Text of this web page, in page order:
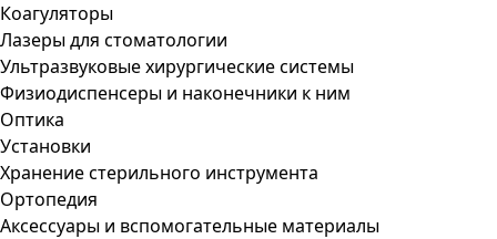
Коагуляторы
Лазеры для стоматологии
Ультразвуковые хирургические системы
Физиодиспенсеры и наконечники к ним
Оптика
Установки
Хранение стерильного инструмента
Ортопедия
Аксессуары и вспомогательные материалы